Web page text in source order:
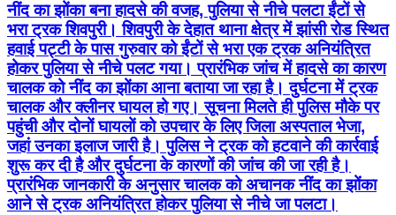
नींद का झोंका बना हादसे की वजह, पुलिया से नीचे पलटा ईंटों से
भरा ट्रक शिवपुरी। शिवपुरी के देहात थाना क्षेत्र में झांसी रोड स्थित
हवाई पट्टी के पास गुरुवार को ईंटों से भरा एक ट्रक अनियंत्रित
होकर पुलिया से नीचे पलट गया। प्रारंभिक जांच में हादसे का कारण
चालक को नींद का झोंका आना बताया जा रहा है। दुर्घटना में ट्रक
चालक और क्लीनर घायल हो गए। सूचना मिलते ही पुलिस मौके पर
पहुंची और दोनों घायलों को उपचार के लिए जिला अस्पताल भेजा,
जहां उनका इलाज जारी है। पुलिस ने ट्रक को हटवाने की कार्रवाई
शुरू कर दी है और दुर्घटना के कारणों की जांच की जा रही है।
प्रारंभिक जानकारी के अनुसार चालक को अचानक नींद का झोंका
आने से ट्रक अनियंत्रित होकर पुलिया से नीचे जा पलटा।